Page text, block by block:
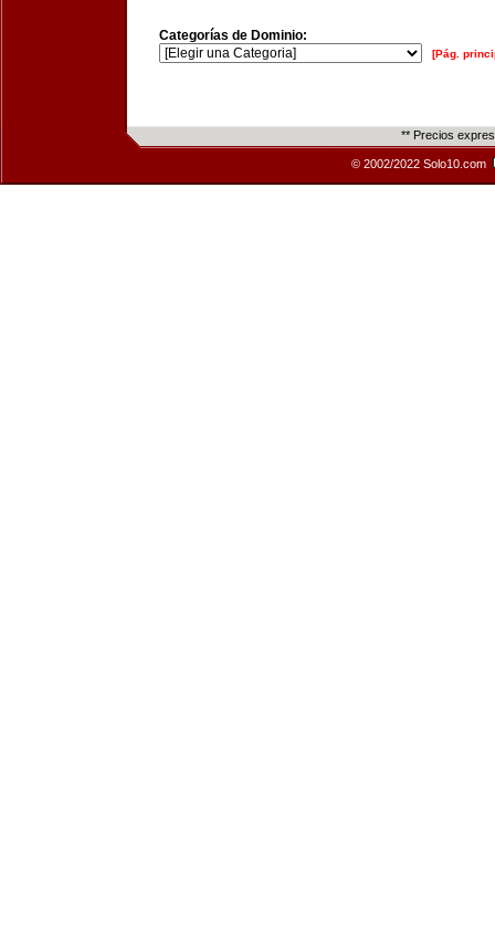
Categorías de Dominio:
[Pág.
** Precios
© 2002/2022 Solo10.com